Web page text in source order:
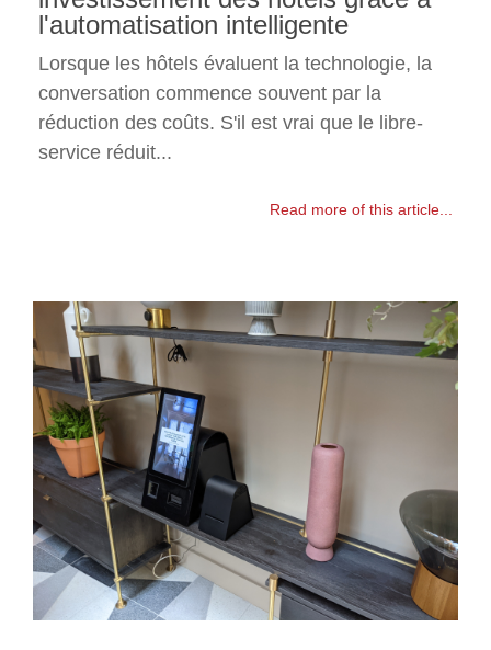
l'automatisation intelligente
Lorsque les hôtels évaluent la technologie, la
conversation commence souvent par la
réduction des coûts. S'il est vrai que le libre-
service réduit...
Read more of this article...